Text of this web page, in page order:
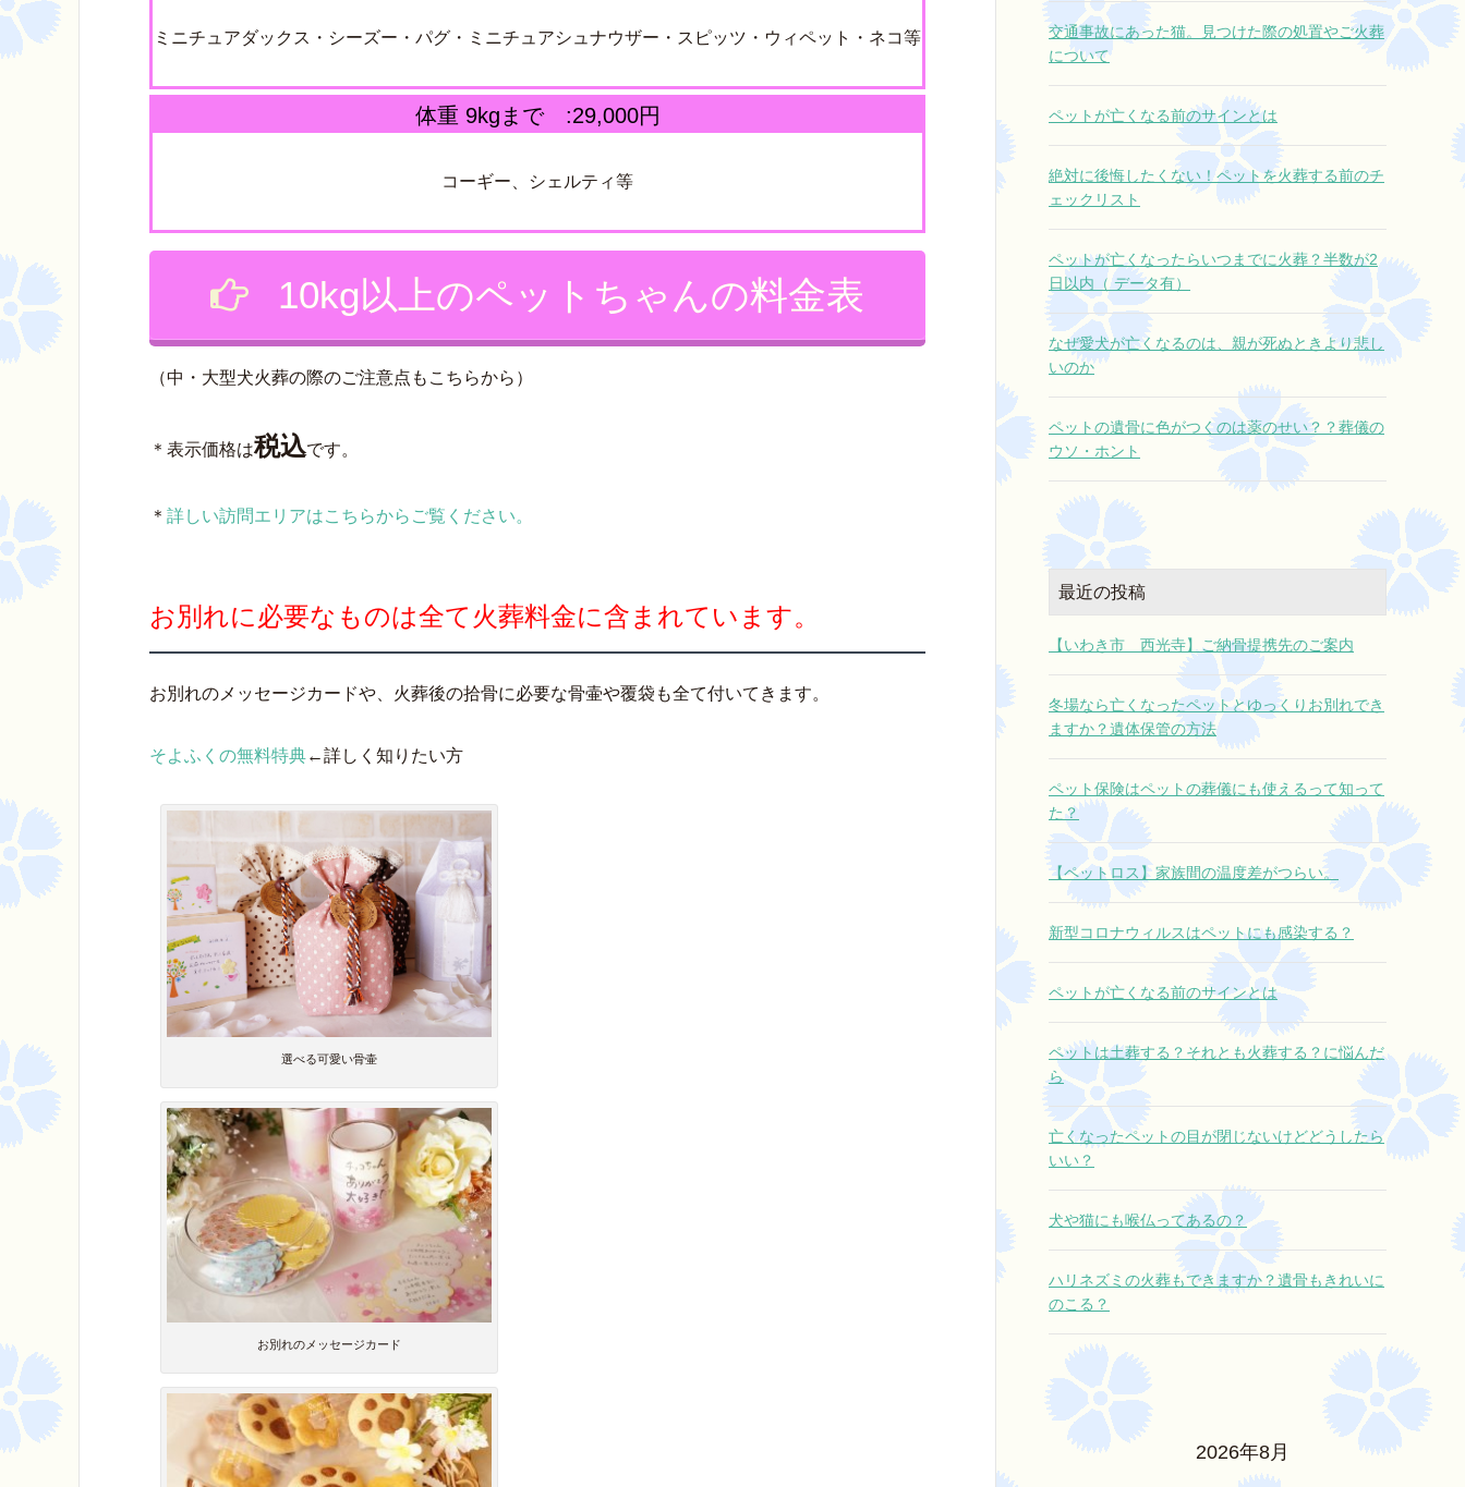
ミニチュアダックス・シーズー・パグ・ミニチュアシュナウザー・スピッツ・ウィペット・ネコ等
体重 9kgまで :29,000円
コーギー、シェルティ等
10kg以上のペットちゃんの料金表
（中・大型犬火葬の際のご注意点もこちらから）
＊表示価格は税込です。
＊ 詳しい訪問エリアはこちらからご覧ください。
お別れに必要なものは全て火葬料金に含まれています。
お別れのメッセージカードや、火葬後の拾骨に必要な骨壷や覆袋も全て付いてきます。
そよふくの無料特典←詳しく知りたい方
選べる可愛い骨壷
お別れのメッセージカード
一人で抱えていた深い悲しさと切な
さ。
それでも今日はすぐに仕事が待ってい
ました。
そんな中で
本当に大きな心の支えになりました。
ここに電話して本当によかったです。
交通事故にあった猫。見つけた際の処置やご火葬
について
ペットが亡くなる前のサインとは
絶対に後悔したくない！ペットを火葬する前のチ
ェックリスト
ペットが亡くなったらいつまでに火葬？半数が2
日以内（ データ有）
なぜ愛犬が亡くなるのは、親が死ぬときより悲し
いのか
ペットの遺骨に色がつくのは薬のせい？？葬儀の
ウソ・ホント
最近の投稿
【いわき市 西光寺】ご納骨提携先のご案内
冬場なら亡くなったペットとゆっくりお別れでき
ますか？遺体保管の方法
ペット保険はペットの葬儀にも使えるって知って
た？
【ペットロス】家族間の温度差がつらい。
新型コロナウィルスはペットにも感染する？
ペットが亡くなる前のサインとは
ペットは土葬する？それとも火葬する？に悩んだ
ら
亡くなったペットの目が閉じないけどどうしたら
いい？
犬や猫にも喉仏ってあるの？
ハリネズミの火葬もできますか？遺骨もきれいに
のこる？
2026年8月